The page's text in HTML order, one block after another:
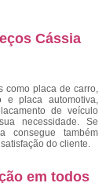
Cássia
como placa de carro,
e placa automotiva,
de veículo
necessidade. Se
consegue também
do cliente.
em todos